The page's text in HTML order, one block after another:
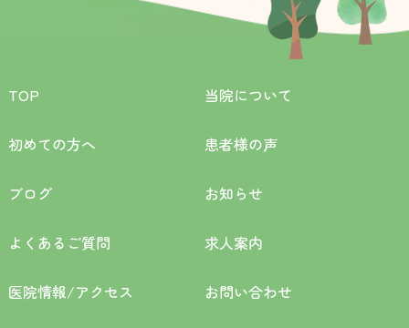
TOP 当院について
初めての方へ 患者様の声
ブログ お知らせ
よくあるご質問 求人案内
医院情報/アクセス お問い合わせ